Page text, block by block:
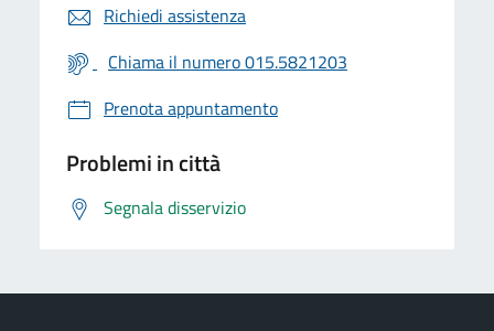
Richiedi assistenza
Chiama il numero 015.5821203
Prenota appuntamento
Problemi in città
Segnala disservizio